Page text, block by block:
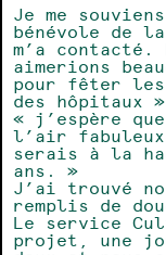
Je me
bénévole de
m’a
aimerions
pour fêter les
des hôpitaux
« j’espère
l’air
serais à la
ans. »
J’ai trouvé
remplis de
Le service
projet, une